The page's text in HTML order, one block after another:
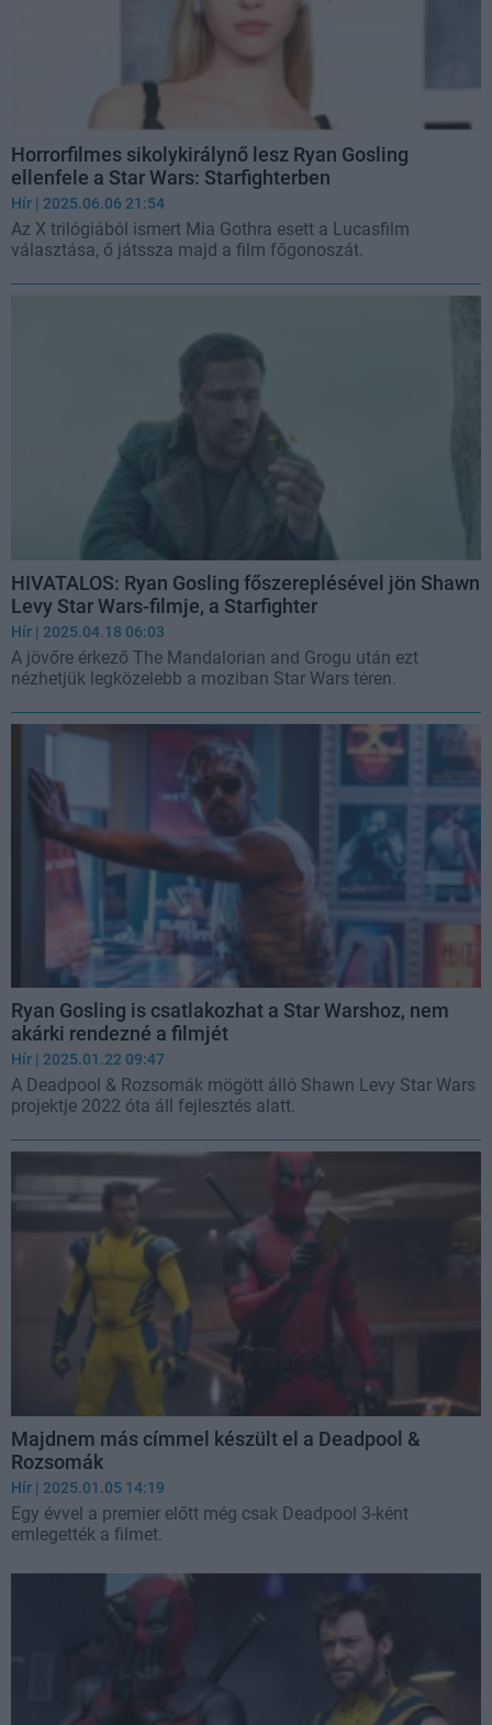
Horrorfilmes sikolykirálynő lesz Ryan Gosling
ellenfele a Star Wars: Starfighterben
Hír | 2025.06.06 21:54
Az X trilógiából ismert Mia Gothra esett a Lucasfilm
választása, ő játssza majd a film főgonoszát.
HIVATALOS: Ryan Gosling főszereplésével jön Shawn
Levy Star Wars-filmje, a Starfighter
Hír | 2025.04.18 06:03
A jövőre érkező The Mandalorian and Grogu után ezt
nézhetjük legközelebb a moziban Star Wars téren.
Ryan Gosling is csatlakozhat a Star Warshoz, nem
akárki rendezné a filmjét
Hír | 2025.01.22 09:47
A Deadpool & Rozsomák mögött álló Shawn Levy Star Wars
projektje 2022 óta áll fejlesztés alatt.
Majdnem más címmel készült el a Deadpool &
Rozsomák
Hír | 2025.01.05 14:19
Egy évvel a premier előtt még csak Deadpool 3-ként
emlegették a filmet.